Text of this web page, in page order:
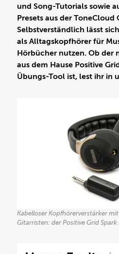
und Song-Tutorials sowie
Presets aus der ToneCloud
Selbstverständlich lässt
als Alltagskopfhörer für
Hörbücher nutzen. Ob der
aus dem Hause Positive
Übungs-Tool ist, lest ihr in
Kabelloser Kopfhörerverstärker
Gitarristen: der Positive Grid Spark